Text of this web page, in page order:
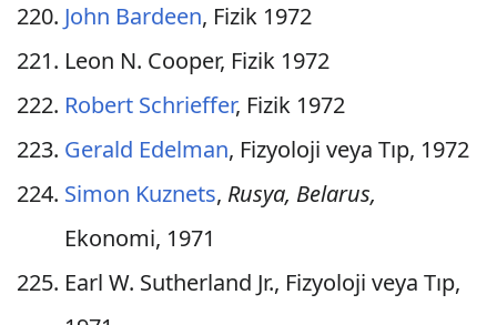
John Bardeen, Fizik 1972
Leon N. Cooper, Fizik 1972
Robert Schrieffer, Fizik 1972
Gerald Edelman, Fizyoloji veya Tıp, 1972
Simon Kuznets, Rusya, Belarus,
Ekonomi, 1971
Earl W. Sutherland Jr., Fizyoloji veya Tıp,